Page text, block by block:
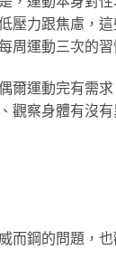
壓力跟焦慮，
周運動三次的
爾運動完有需
觀察身體有沒
而鋼的問題，